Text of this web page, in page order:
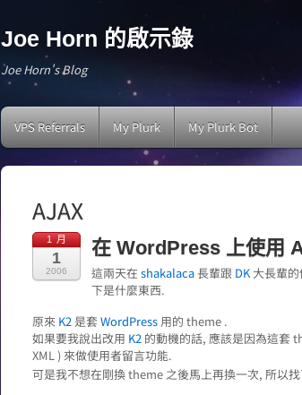
Joe Horn 的啟示錄
Joe Horn's Blog
VPS Referrals My Plurk My Plurk Bot
AJAX
1 月
1
2006
在 WordPress 上使用
這兩天在 shakalaca長輩跟 DK大長輩
下是什麼東西.
原來 K2 是套WordPress 用的 theme .
如果要我說出改用 K2 的動機的話, 應該是因為這套
XML ) 來做使用者留言功能.
可是我不想在剛換 theme 之後馬上再換一次, 所以